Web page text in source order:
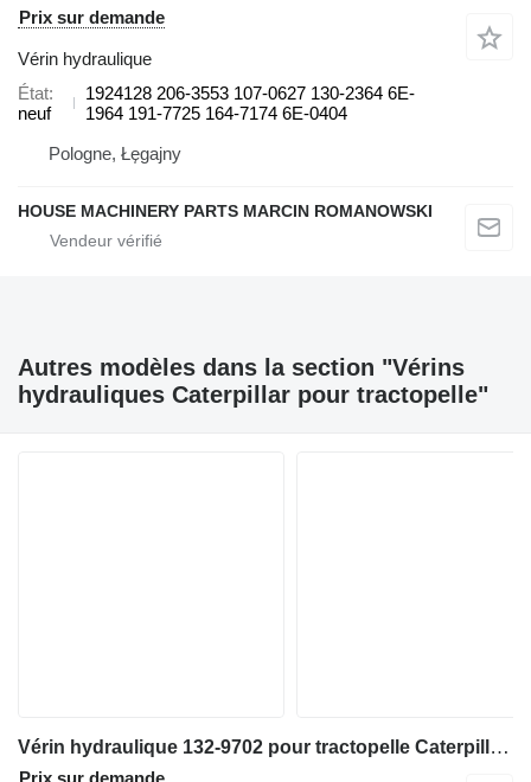
Prix sur demande
Vérin hydraulique
État
neuf
1924128 206-3553 107-0627 130-2364 6E-
1964 191-7725 164-7174 6E-0404
Pologne, Łęgajny
HOUSE MACHINERY PARTS MARCIN ROMANOWSKI
Autres modèles dans la section "Vérins
hydrauliques Caterpillar pour tractopelle"
Vérin hydraulique 132-9702 pour tractopelle Caterpillar 446D
Prix sur demande